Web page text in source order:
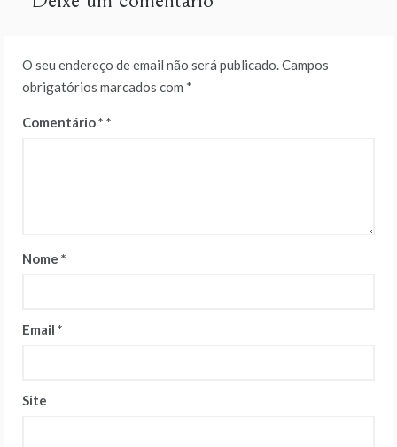
O seu endereço de email não será publicado.Campos
obrigatórios marcados com *
Comentário*
Nome *
Email *
Site